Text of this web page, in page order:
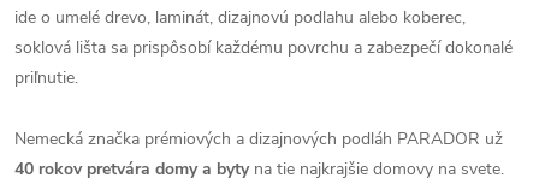
ide o umelé drevo, laminát, dizajnovú podlahu alebo koberec,
soklová lišta sa prispôsobí každému povrchu a zabezpečí dokonalé
priľnutie.
Nemecká značka prémiových a dizajnových podláh PARADOR už
40 rokov pretvára domy a byty na tie najkrajšie domovy na svete.